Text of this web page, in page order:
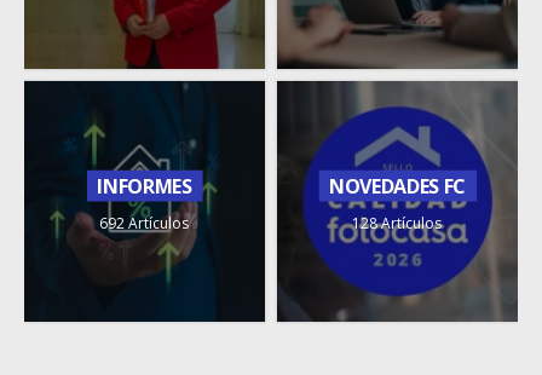
INFORMES
692 Artículos
NOVEDADES FC
128 Artículos